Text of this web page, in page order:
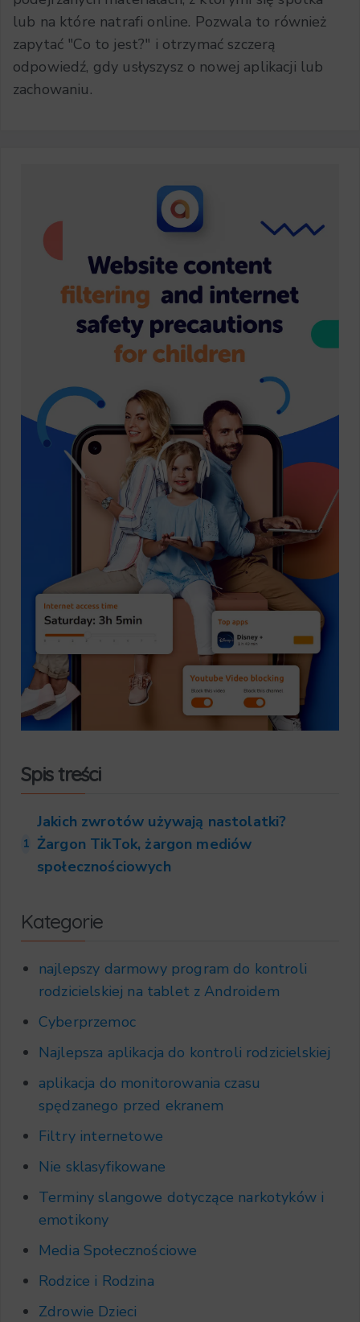
lub na które natrafi online. Pozwala to również
zapytać "Co to jest?" i otrzymać szczerą
odpowiedź, gdy usłyszysz o nowej aplikacji lub
zachowaniu.
Spis treści
1
Jakich zwrotów używają nastolatki?
Żargon TikTok, żargon mediów
społecznościowych
Kategorie
najlepszy darmowy program do kontroli
rodzicielskiej na tablet z Androidem
Cyberprzemoc
Najlepsza aplikacja do kontroli rodzicielskiej
aplikacja do monitorowania czasu
spędzanego przed ekranem
Filtry internetowe
Nie sklasyfikowane
Terminy slangowe dotyczące narkotyków i
emotikony
Media Społecznościowe
Rodzice i Rodzina
Zdrowie Dzieci